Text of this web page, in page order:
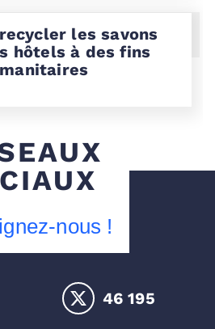
recycler les savons
hôtels à des fins
nous !
46 759